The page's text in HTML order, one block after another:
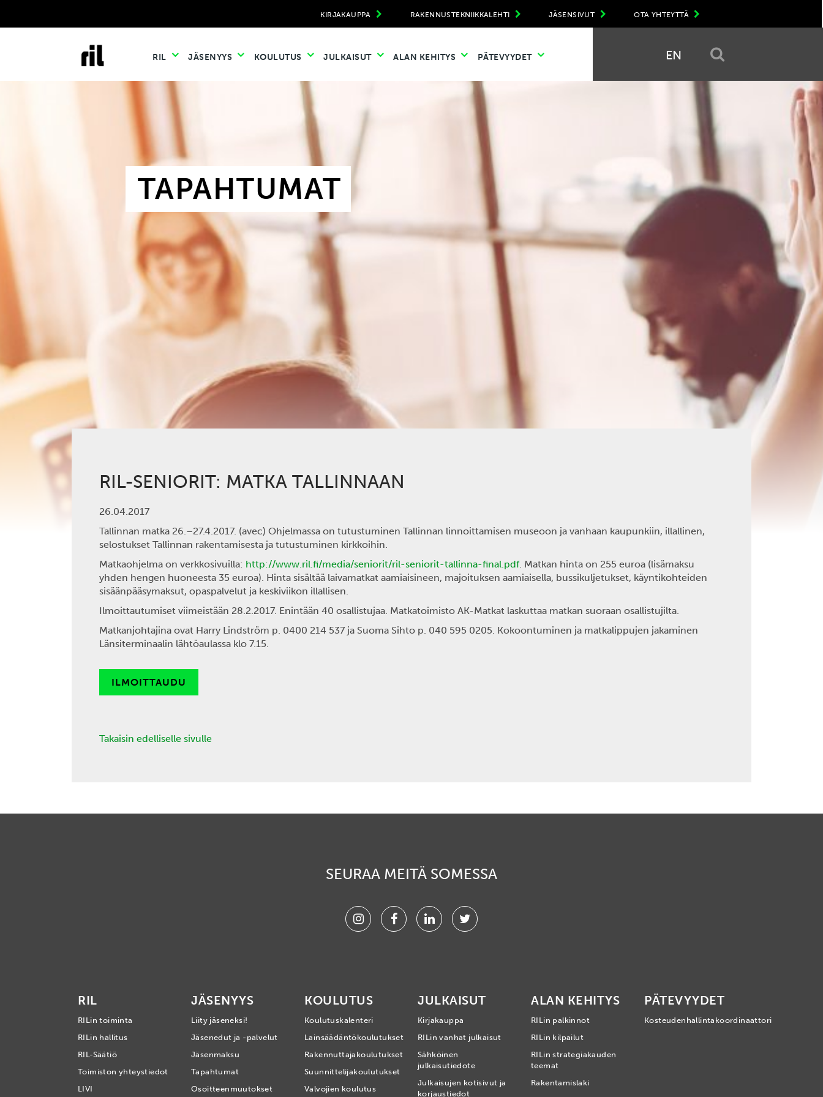
OTA YHTEYTTÄ
JÄSENSIVUT
RAKENNUSTEKNIIKKALEHTI
KIRJAKAUPPA
RIL JÄSENYYS KOULUTUS JULKAISUT ALAN KEHITYS PÄTEVYYDET EN
TAPAHTUMAT
RIL-SENIORIT: MATKA TALLINNAAN
26.04.2017
Tallinnan matka 26.–27.4.2017. (avec) Ohjelmassa on tutustuminen Tallinnan linnoittamisen museoon ja vanhaan kaupunkiin, illallinen,
selostukset Tallinnan rakentamisesta ja tutustuminen kirkkoihin.
Matkaohjelma on verkkosivuilla: http://www.ril.fi/media/seniorit/ril-seniorit-tallinna-final.pdf. Matkan hinta on 255 euroa (lisämaksu
yhden hengen huoneesta 35 euroa). Hinta sisältää laivamatkat aamiaisineen, majoituksen aamiaisella, bussikuljetukset, käyntikohteiden
sisäänpääsymaksut, opaspalvelut ja keskiviikon illallisen.
Ilmoittautumiset viimeistään 28.2.2017. Enintään 40 osallistujaa. Matkatoimisto AK-Matkat laskuttaa matkan suoraan osallistujilta.
Matkanjohtajina ovat Harry Lindström p. 0400 214 537 ja Suoma Sihto p. 040 595 0205. Kokoontuminen ja matkalippujen jakaminen
Länsiterminaalin lähtöaulassa klo 7.15.
ILMOITTAUDU
Takaisin edelliselle sivulle
SEURAA MEITÄ SOMESSA
InstagramFacebookLinkedinTwitter
RIL
RILin toiminta
RILin hallitus
RIL-Säätiö
Toimiston yhteystiedot
LIVI
JÄSENYYS
Liity jäseneksi!
Jäsenedut ja -palvelut
Jäsenmaksu
Tapahtumat
Osoitteenmuutokset
KOULUTUS
Koulutuskalenteri
Lainsäädäntökoulutukset
Rakennuttajakoulutukset
Suunnittelijakoulutukset
Valvojien koulutus
JULKAISUT
Kirjakauppa
RILin vanhat julkaisut
Sähköinen
julkaisutiedote
Julkaisujen kotisivut ja
korjaustiedot
ALAN KEHITYS
RILin palkinnot
RILin kilpailut
RILin strategiakauden
teemat
Rakentamislaki
PÄTEVYYDET
Kosteudenhallintakoordinaattori